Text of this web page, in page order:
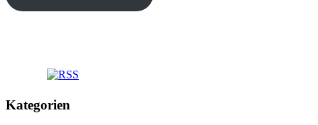
Kategorien